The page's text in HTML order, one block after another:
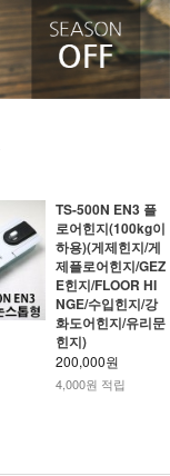
TS-500N EN3 플
로어힌지(100kg이
하용)(게제힌지/게
제플로어힌지/GEZ
E힌지/FLOOR HI
NGE/수입힌지/강
화도어힌지/유리문
힌지)
200,000원
4,000원 적립